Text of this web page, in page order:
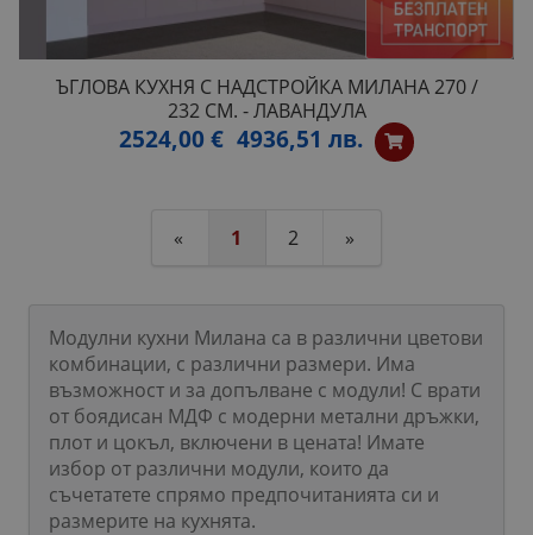
ЪГЛОВА КУХНЯ С НАДСТРОЙКА МИЛАНА 270 /
232 СМ. - ЛАВАНДУЛА
2524,00 € 4936,51 лв.
« 1 2 »
Модулни кухни Милана са в различни цветови
комбинации, с различни размери. Има
възможност и за допълване с модули! С врати
от боядисан МДФ с модерни метални дръжки,
плот и цокъл, включени в цената! Имате
избор от различни модули, които да
съчетатете спрямо предпочитанията си и
размерите на кухнята.